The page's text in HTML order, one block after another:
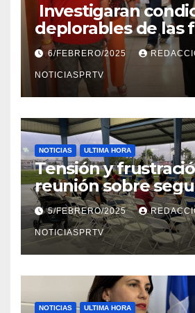
Investigaran
deplorables de las
el Departamento
en Mayagüez
6/FEBRERO/2025
NOTICIASPRTV
NOTICIAS ULTIMA HORA
Tensión y
reunión sobre
Reparto
5/FEBRERO/2025
NOTICIASPRTV
NOTICIAS ULTIMA HORA